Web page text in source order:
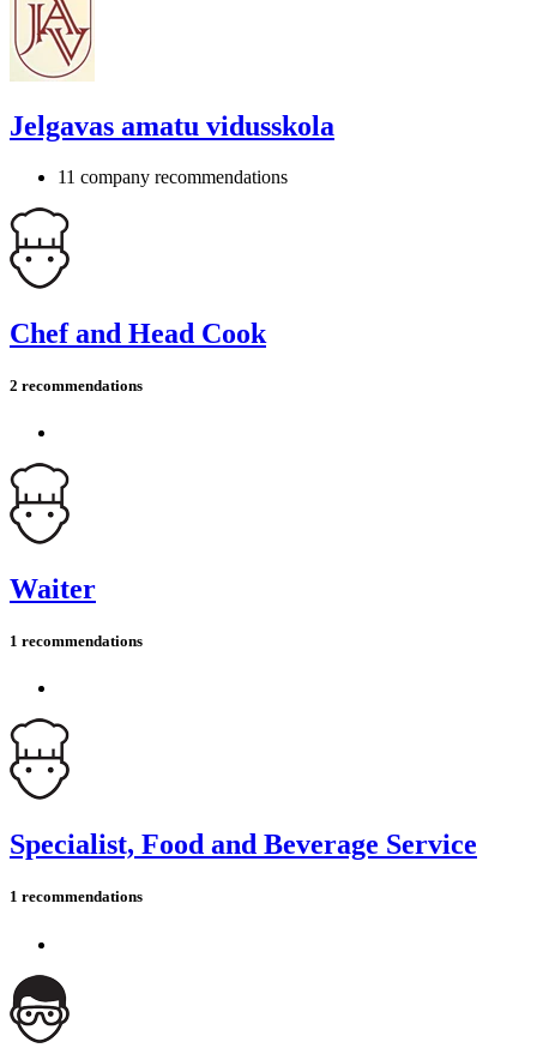
Jelgavas amatu vidusskola
11 company recommendations
Chef and Head Cook
2 recommendations
Waiter
1 recommendations
Specialist, Food and Beverage Service
1 recommendations